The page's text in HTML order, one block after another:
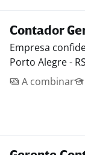
Contador
Empresa
Porto Alegre - RS
A combinar